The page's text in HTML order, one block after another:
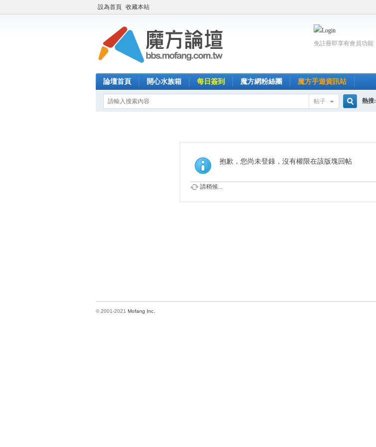
設為首頁 收藏本站
免註冊即享有會員功能
論壇首頁 開心水族箱 每日簽到 魔方網粉絲團 魔方手遊資訊站
帖子
索
熱搜:
抱歉，您尚未登錄，沒有權限在該版塊回帖
請稍候...
© 2001-2021 Mofang Inc.